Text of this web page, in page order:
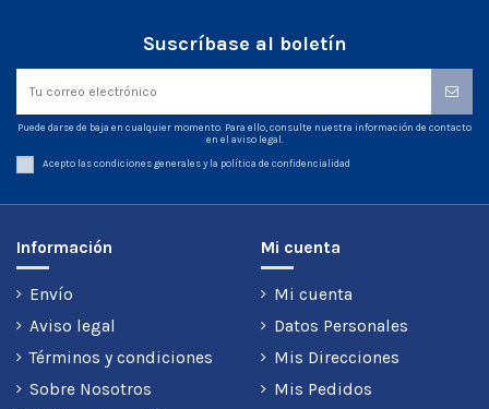
Suscríbase al boletín
Puede darse de baja en cualquier momento. Para ello, consulte nuestra información de contacto
en el aviso legal.
Acepto las condiciones generales y la política de confidencialidad
Información
Envío
Aviso legal
Términos y condiciones
Sobre Nosotros
Mi cuenta
Mi cuenta
Datos Personales
Mis Direcciones
Mis Pedidos